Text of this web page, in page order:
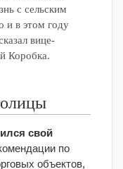
с сельским
и в этом году
вице-
Коробка.
свой
по
объектов,